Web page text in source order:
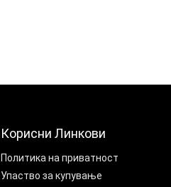
Корисни Линкови
Политика на приватност
Упаство за купување